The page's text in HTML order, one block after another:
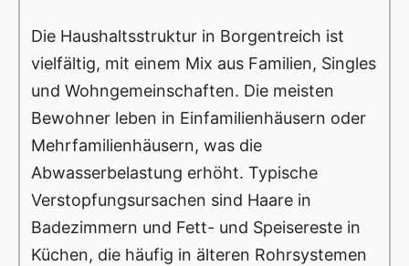
Die Haushaltsstruktur in Borgentreich ist
vielfältig, mit einem Mix aus Familien, Singles
und Wohngemeinschaften. Die meisten
Bewohner leben in Einfamilienhäusern oder
Mehrfamilienhäusern, was die
Abwasserbelastung erhöht. Typische
Verstopfungsursachen sind Haare in
Badezimmern und Fett- und Speisereste in
Küchen, die häufig in älteren Rohrsystemen